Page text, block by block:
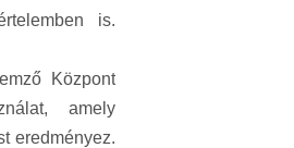
is.
Központ
amely
eredményez.